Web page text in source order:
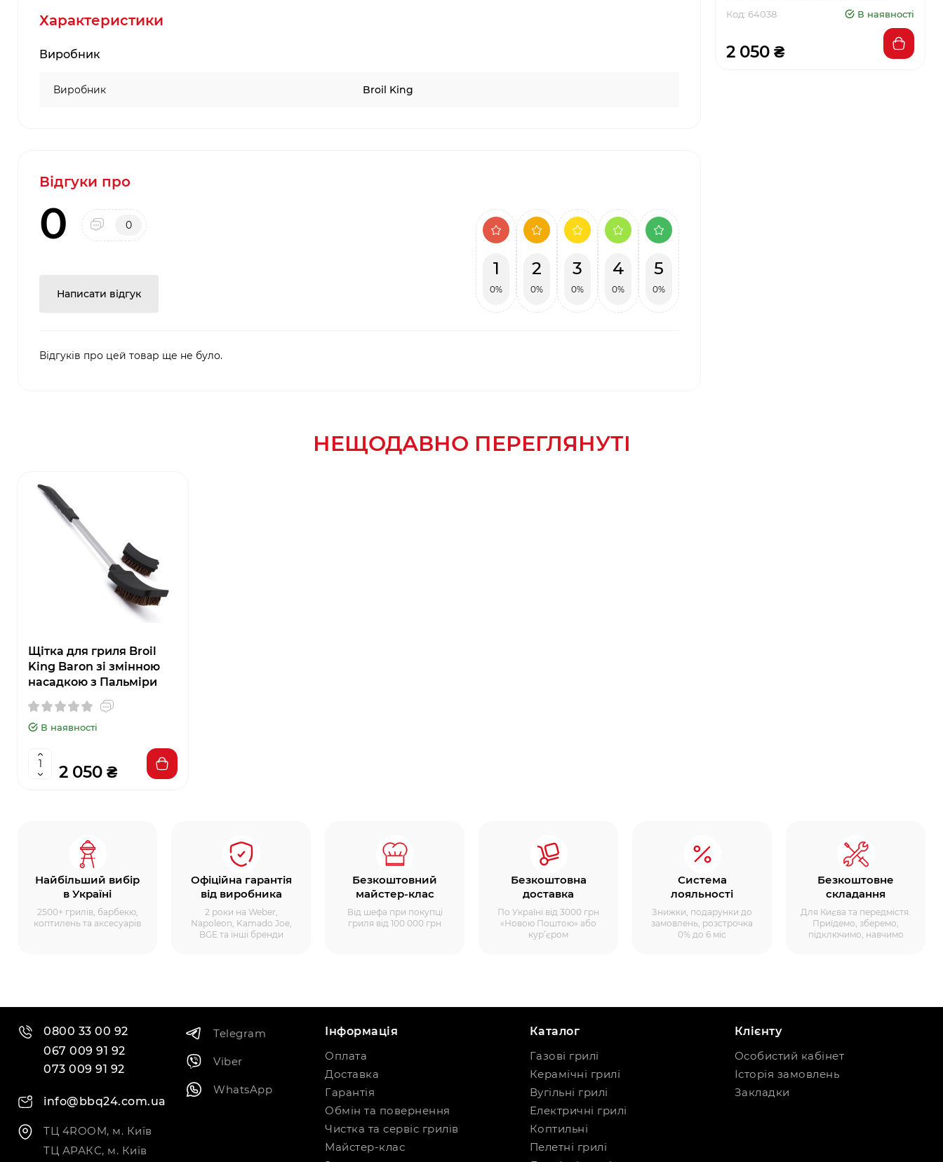
Характеристики
Виробник
Виробник Broil King
Відгуки про
0 0
Написати відгук
1
0%
2
0%
3
0%
4
0%
5
0%
Відгуків про цей товар ще не було.
Код: 64038 В наявності
2 050 ₴
НЕЩОДАВНО ПЕРЕГЛЯНУТІ
Щітка для гриля Broil
King Baron зі змінною
насадкою з Пальміри
В наявності
2 050 ₴
Найбільший вибір
в Україні
2500+ грилів, барбекю,
коптилень та аксесуарів
Офіційна гарантія
від виробника
2 роки на Weber,
Napoleon, Kamado Joe,
BGE та інші бренди
Безкоштовний
майстер-клас
Від шефа при покупці
гриля від 100 000 грн
Безкоштовна
доставка
По Україні від 3000 грн
«Новою Поштою» або
кур’єром
Система
лояльності
Знижки, подарунки до
замовлень, розстрочка
0% до 6 міс
Безкоштовне
складання
Для Києва та передмістя.
Приїдемо, зберемо,
підключимо, навчимо
0800 33 00 92
067 009 91 92
073 009 91 92
info@bbq24.com.ua
ТЦ 4ROOM, м. Київ
ТЦ АРАКС, м. Київ
Telegram
Viber
WhatsApp
Інформація
Оплата
Доставка
Гарантія
Обмін та повернення
Чистка та сервіс грилів
Майстер-клас
Каталог
Газові грилі
Керамічні грилі
Вугільні грилі
Електричні грилі
Коптильні
Пелетні грилі
Клієнту
Особистий кабінет
Історія замовлень
Закладки